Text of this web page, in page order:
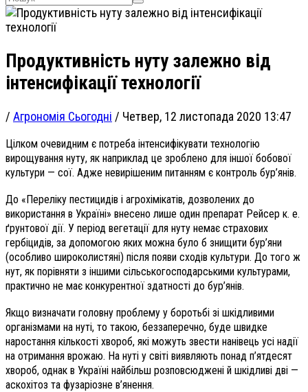
Продуктивність нуту залежно від
інтенсифікації технології
/ Агрономія Сьогодні / Четвер, 12 листопада 2020 13:47
Цілком очевидним є потреба інтенсифікувати технологію
вирощування нуту, як наприклад це зроблено для іншої бобової
культури — сої. Адже невирішеним питанням є контроль бур’янів.
До «Переліку пестицидів і агрохімікатів, дозволених до
використання в Україні» внесено лише один препарат Рейсер к. е.
ґрунтової дії. У період вегетації для нуту немає страхових
гербіцидів, за допомогою яких можна було б знищити бур’яни
(особливо широколистяні) після появи сходів культури. До того ж
нут, як порівняти з іншими сільськогосподарськими культурами,
практично не має конкурентної здатності до бур’янів.
Якщо визначати головну проблему у боротьбі зі шкідливими
організмами на нуті, то такою, беззаперечно, буде швидке
наростання кількості хвороб, які можуть звести нанівець усі надії
на отримання врожаю. На нуті у світі виявляють понад п’ятдесят
хвороб, однак в Україні найбільш розповсюджені й шкідливі дві —
аскохітоз та фузаріозне в’янення.